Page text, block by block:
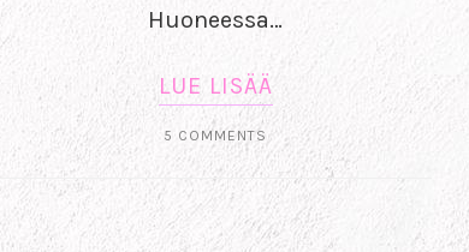
Huoneessa…
LUE LISÄÄ
5 COMMENTS